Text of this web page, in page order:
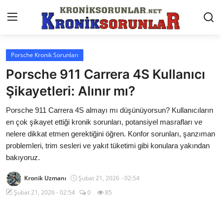
Anasayfa
Markalar
İletişim
Trafik & Cezalar
Sigorta & Kasko
Vergi & ÖTV & MTV
Muayene & Ruhsat
Porsche Kronik Sorunları
Porsche 911 Carrera 4S Kullanıcı
Şikayetleri: Alınır mı?
Porsche 911 Carrera 4S almayı mı düşünüyorsun? Kullanıcıların
en çok şikayet ettiği kronik sorunları, potansiyel masrafları ve
nelere dikkat etmen gerektiğini öğren. Konfor sorunları, şanzıman
problemleri, trim sesleri ve yakıt tüketimi gibi konulara yakından
bakıyoruz.
Kronik Uzmanı
Şubat 21, 2026 - 02:54
Şubat 21, 2026 - 02:54
0 85